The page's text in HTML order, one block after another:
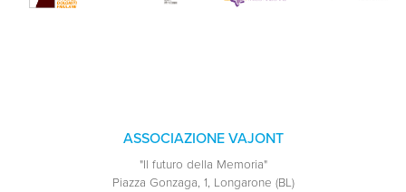
ASSOCIAZIONE VAJONT
"Il futuro della Memoria"
Piazza Gonzaga, 1, Longarone (BL)